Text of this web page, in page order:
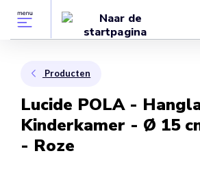
Producten
Lucide POLA -
Kinderkamer - Ø 15
- Roze